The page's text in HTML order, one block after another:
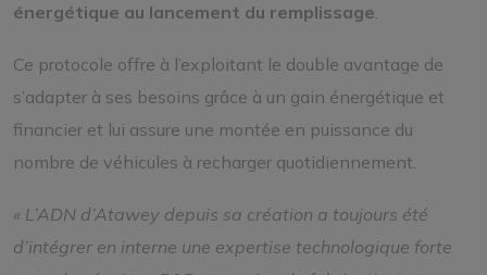
énergétique au lancement du remplissage.
Ce protocole offre à l’exploitant le double avantage de
s’adapter à ses besoins grâce à un gain énergétique et
financier et lui assure une montée en puissance du
nombre de véhicules à recharger quotidiennement.
« L’ADN d’Atawey depuis sa création a toujours été
d’intégrer en interne une expertise technologique forte